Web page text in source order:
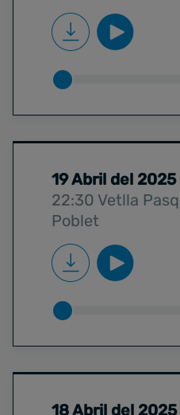
19 Abril del 2025
22:30 Vetlla
Poblet
18 Abril del 2025